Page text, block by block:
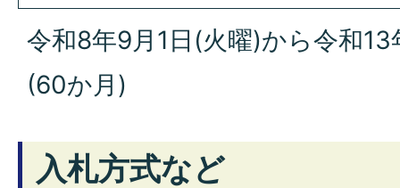
令和8年9月1日(火曜)から令和
(60か月)
入札方式など